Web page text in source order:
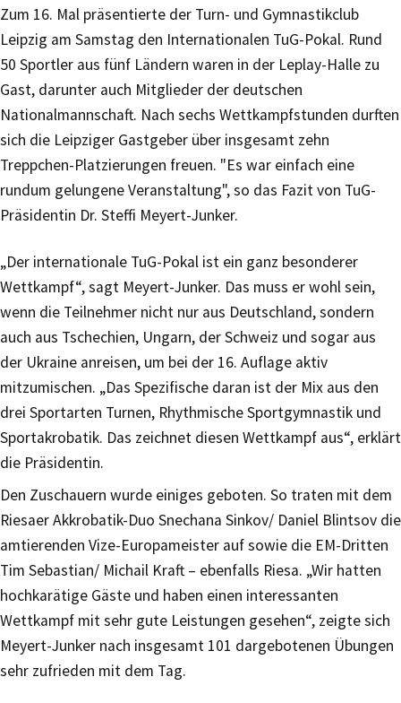
Zum 16. Mal präsentierte der Turn- und Gymnastikclub
Leipzig am Samstag den Internationalen TuG-Pokal. Rund
50 Sportler aus fünf Ländern waren in der Leplay-Halle zu
Gast, darunter auch Mitglieder der deutschen
Nationalmannschaft. Nach sechs Wettkampfstunden durften
sich die Leipziger Gastgeber über insgesamt zehn
Treppchen-Platzierungen freuen. "Es war einfach eine
rundum gelungene Veranstaltung", so das Fazit von TuG-
Präsidentin Dr. Steffi Meyert-Junker.
„Der internationale TuG-Pokal ist ein ganz besonderer
Wettkampf“, sagt Meyert-Junker. Das muss er wohl sein,
wenn die Teilnehmer nicht nur aus Deutschland, sondern
auch aus Tschechien, Ungarn, der Schweiz und sogar aus
der Ukraine anreisen, um bei der 16. Auflage aktiv
mitzumischen. „Das Spezifische daran ist der Mix aus den
drei Sportarten Turnen, Rhythmische Sportgymnastik und
Sportakrobatik. Das zeichnet diesen Wettkampf aus“, erklärt
die Präsidentin.
Den Zuschauern wurde einiges geboten. So traten mit dem
Riesaer Akkrobatik-Duo Snechana Sinkov/ Daniel Blintsov die
amtierenden Vize-Europameister auf sowie die EM-Dritten
Tim Sebastian/ Michail Kraft – ebenfalls Riesa. „Wir hatten
hochkarätige Gäste und haben einen interessanten
Wettkampf mit sehr gute Leistungen gesehen“, zeigte sich
Meyert-Junker nach insgesamt 101 dargebotenen Übungen
sehr zufrieden mit dem Tag.